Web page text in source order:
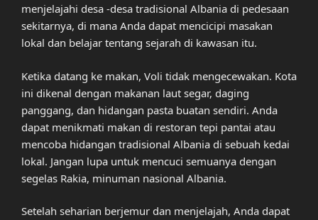
menjelajahi desa -desa tradisional Albania di pedesaan
sekitarnya, di mana Anda dapat mencicipi masakan
lokal dan belajar tentang sejarah di kawasan itu.
Ketika datang ke makan, Voli tidak mengecewakan. Kota
ini dikenal dengan makanan laut segar, daging
panggang, dan hidangan pasta buatan sendiri. Anda
dapat menikmati makan di restoran tepi pantai atau
mencoba hidangan tradisional Albania di sebuah kedai
lokal. Jangan lupa untuk mencuci semuanya dengan
segelas Rakia, minuman nasional Albania.
Setelah seharian berjemur dan menjelajah, Anda dapat